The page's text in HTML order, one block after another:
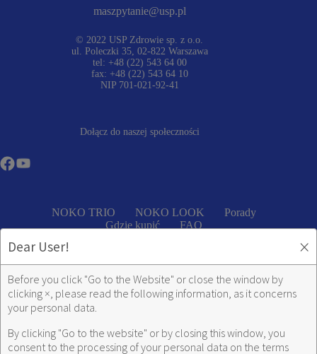
maszpytanie@usp.pl
© 2022 USP Zdrowie sp. z o.o.
ul. Poleczki 35, 02-822 Warszawa
tel: +48 (22) 543 64 00
fax: +48 (22) 543 64 10
NIP 701-021-92-41
Dołącz do naszej społeczności
NOKO TRIO NOKO LOOK
Porady
Gdzie kupić
FAQ
Polityka prywatności serwisu
Regulamin korzystania z serwisów społecznościowych
Dear User! ×
Before you click "Go to the Website" or close the window by
clicking ×, please read the following information, as it concerns
your personal data.
By clicking "Go to the website" or by closing this window, you
consent to the processing of your personal data on the terms